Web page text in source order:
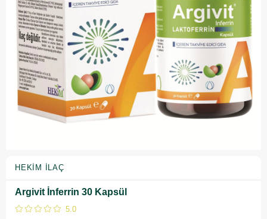
HEKIM İLAÇ
Argivit İnferrin 30 Kapsül
5.0